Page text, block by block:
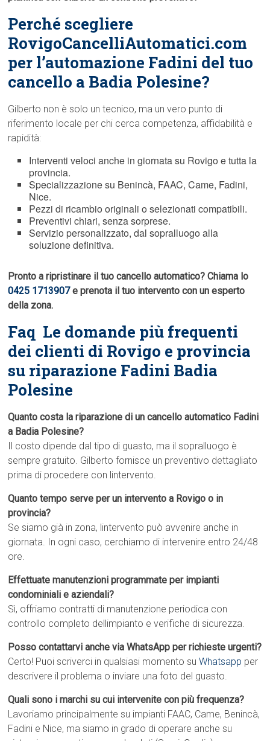
Perché scegliere
RovigoCancelliAutomatici.com
per l’automazione Fadini del tuo
cancello a Badia Polesine?
Gilberto non è solo un tecnico, ma un vero punto di
riferimento locale per chi cerca competenza, affidabilità e
rapidità:
Interventi veloci anche in giornata su Rovigo e tutta la
provincia.
Specializzazione su Benincà, FAAC, Came, Fadini,
Nice.
Pezzi di ricambio originali o selezionati compatibili.
Preventivi chiari, senza sorprese.
Servizio personalizzato, dal sopralluogo alla
soluzione definitiva.
Pronto a ripristinare il tuo cancello automatico? Chiama lo
0425 1713907e prenota il tuo intervento con un esperto
della zona.
Faq  Le domande più frequenti
dei clienti di Rovigo e provincia
su riparazione Fadini Badia
Polesine
Quanto costa la riparazione di un cancello automatico Fadini
a Badia Polesine?
Il costo dipende dal tipo di guasto, ma il sopralluogo è
sempre gratuito. Gilberto fornisce un preventivo dettagliato
prima di procedere con lintervento.
Quanto tempo serve per un intervento a Rovigo o in
provincia?
Se siamo già in zona, lintervento può avvenire anche in
giornata. In ogni caso, cerchiamo di intervenire entro 24/48
ore.
Effettuate manutenzioni programmate per impianti
condominiali e aziendali?
Sì, offriamo contratti di manutenzione periodica con
controllo completo dellimpianto e verifiche di sicurezza.
Posso contattarvi anche via WhatsApp per richieste urgenti?
Certo! Puoi scriverci in qualsiasi momento suWhatsapp per
descrivere il problema o inviare una foto del guasto.
Quali sono i marchi su cui intervenite con più frequenza?
Lavoriamo principalmente su impianti FAAC, Came, Benincà,
Fadini e Nice, ma siamo in grado di operare anche su